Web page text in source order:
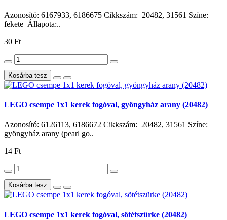
Azonosító: 6167933, 6186675 Cikkszám: 20482, 31561 Színe:
fekete Állapota:..
30 Ft
Kosárba tesz
LEGO csempe 1x1 kerek fogóval, gyöngyház arany (20482)
Azonosító: 6126113, 6186672 Cikkszám: 20482, 31561 Színe:
gyöngyház arany (pearl go..
14 Ft
Kosárba tesz
LEGO csempe 1x1 kerek fogóval, sötétszürke (20482)